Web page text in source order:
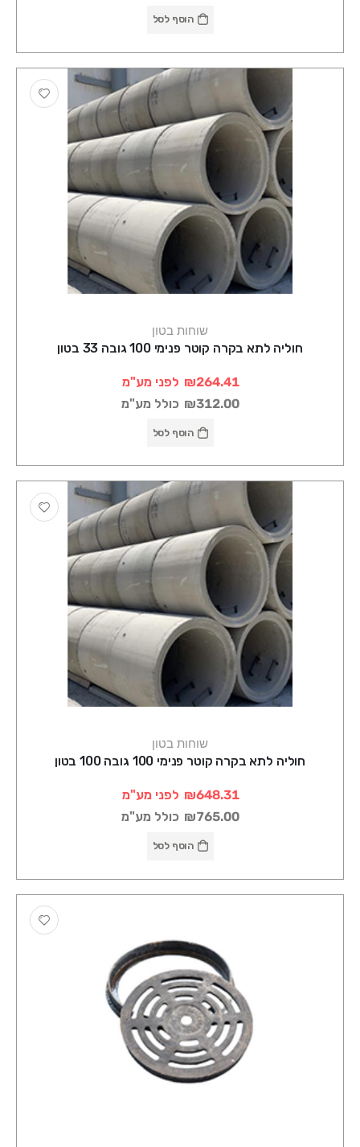
הוסף לסל
שוחות בטון
חוליה לתא בקרה קוטר פנימי 100 גובה 33 בטון
₪264.41 לפני מע"מ
₪312.00 כולל מע"מ
הוסף לסל
שוחות בטון
חוליה לתא בקרה קוטר פנימי 100 גובה 100 בטון
₪648.31 לפני מע"מ
₪765.00 כולל מע"מ
הוסף לסל